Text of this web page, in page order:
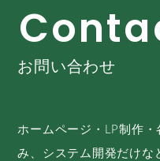
Conta
お問い合わせ
ホームページ・LP制作
み、システム開発だけな